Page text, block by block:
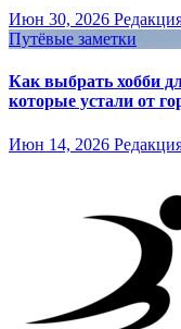
Июн 30, 2026
Путёвые заметки
Как выбрать хобби
которые устали от
Июн 14, 2026